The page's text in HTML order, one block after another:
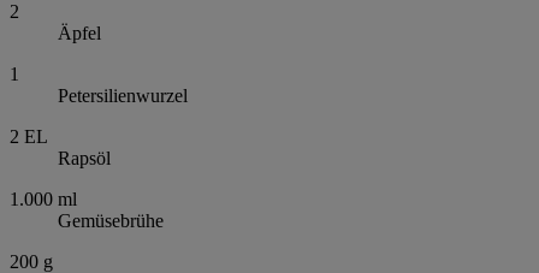
2
Äpfel
1
Petersilienwurzel
2 EL
Rapsöl
1.000 ml
Gemüsebrühe
200 g